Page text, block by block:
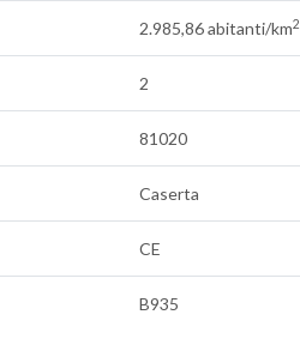
2.985,86 abitanti/km2
2
81020
Caserta
CE
B935